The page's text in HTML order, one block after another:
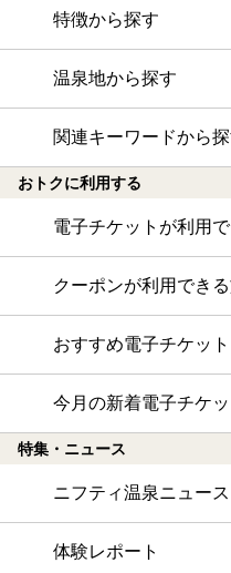
特徴から探す
温泉地から探す
関連キーワードから
おトクに利用する
電子チケットが利用
クーポンが利用でき
おすすめ電子チケッ
今月の新着電子チケ
特集・ニュース
ニフティ温泉ニュース
体験レポート